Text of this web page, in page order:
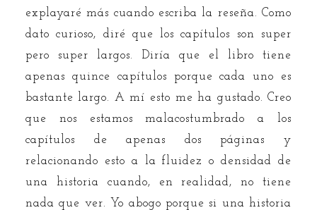
explayaré más cuando escriba la reseña. Como
dato curioso, diré que los capítulos son super
pero super largos. Diría que el libro tiene
apenas quince capítulos porque cada uno es
bastante largo. A mí esto me ha gustado. Creo
que nos estamos malacostumbrado a los
capítulos de apenas dos páginas y
relacionando esto a la fluidez o densidad de
una historia cuando, en realidad, no tiene
nada que ver. Yo abogo porque si una historia